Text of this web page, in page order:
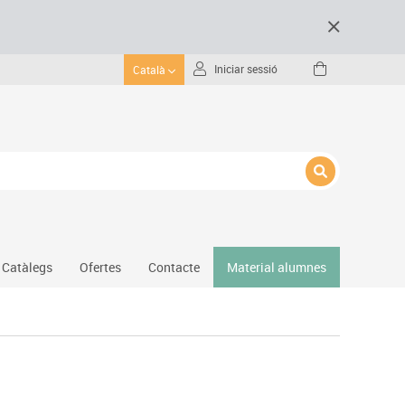
Català Iniciar sessió
Catàlegs Ofertes Contacte Material alumnes